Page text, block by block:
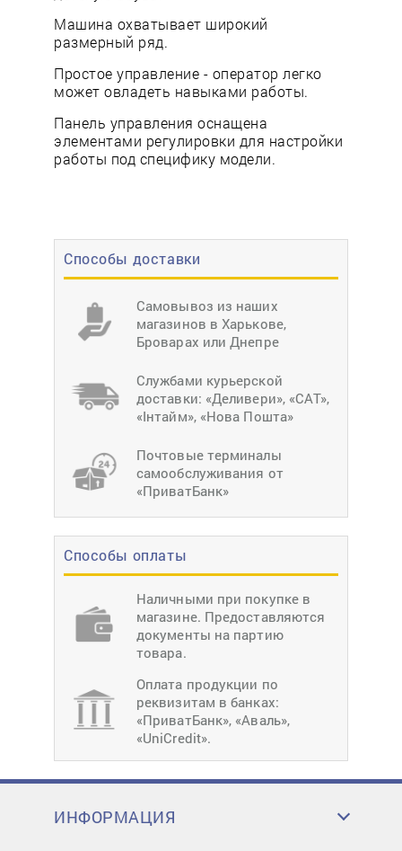
Способы доставки
Самовывоз из наших
магазинов в Харькове,
Броварах или Днепре
Службами курьерской
доставки: «Деливери», «САТ»,
«Інтайм», «Нова Пошта»
Почтовые терминалы
самообслуживания от
«ПриватБанк»
Способы оплаты
Наличными при покупке в
магазине. Предоставляются
документы на партию
товара.
Оплата продукции по
реквизитам в банках:
«ПриватБанк», «Аваль»,
«UniCredit».
Машина охватывает широкий
размерный ряд.
Простое управление - оператор легко
может овладеть навыками работы.
Панель управления оснащена
элементами регулировки для настройки
работы под специфику модели.
ИНФОРМАЦИЯ